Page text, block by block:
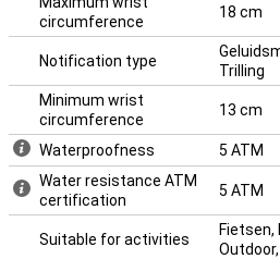
via de Vitals-app zie je in één
normale parameters blijft.
circumference
18 cm
Notification type
Trilling
Minimum wrist
circumference
13 cm
Waterproofness
5 ATM
Water resistance ATM
certification
5 ATM
Suitable for activities
Fietsen,